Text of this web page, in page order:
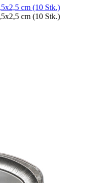
cm (10 Stk.)
cm (10 Stk.)